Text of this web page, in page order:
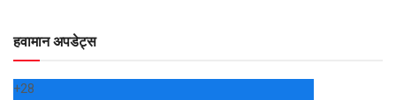
हवामान अपडेट्स
+28